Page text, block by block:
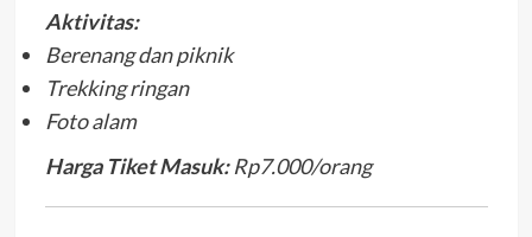
Aktivitas:
Berenang dan piknik
Trekking ringan
Foto alam
Harga Tiket Masuk:Rp7.000/orang